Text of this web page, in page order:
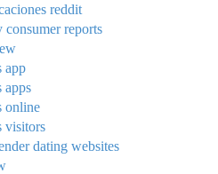
reddit
reports
app
apps
online
visitors
dating websites